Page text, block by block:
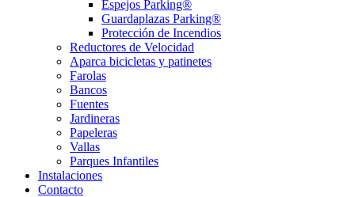
Espejos Parking®
Guardaplazas Parking®
Protección de Incendios
Reductores de Velocidad
Aparca bicicletas y patinetes
Farolas
Bancos
Fuentes
Jardineras
Papeleras
Vallas
Parques Infantiles
Instalaciones
Contacto